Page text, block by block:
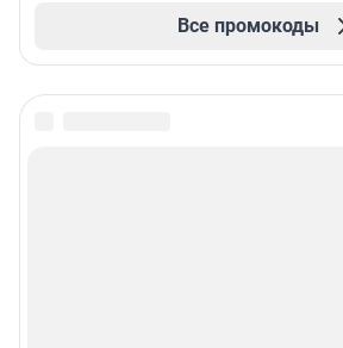
Все промокоды